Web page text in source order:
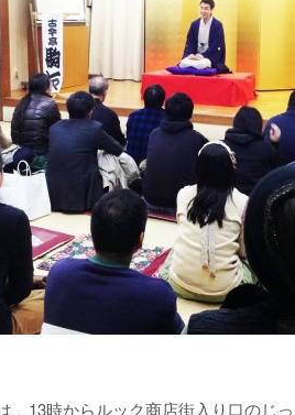
、13時からルック商店街入り口のじ